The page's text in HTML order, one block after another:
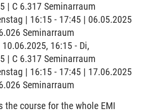
| C 6.317 Seminarraum
| 16:15 - 17:45 | 06.05.2025
Seminarraum
16:15 - Di,
| C 6.317 Seminarraum
| 16:15 - 17:45 | 17.06.2025
Seminarraum
course for the whole EMI